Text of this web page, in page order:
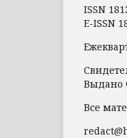
ISSN
E-ISSN
Выдано
Все